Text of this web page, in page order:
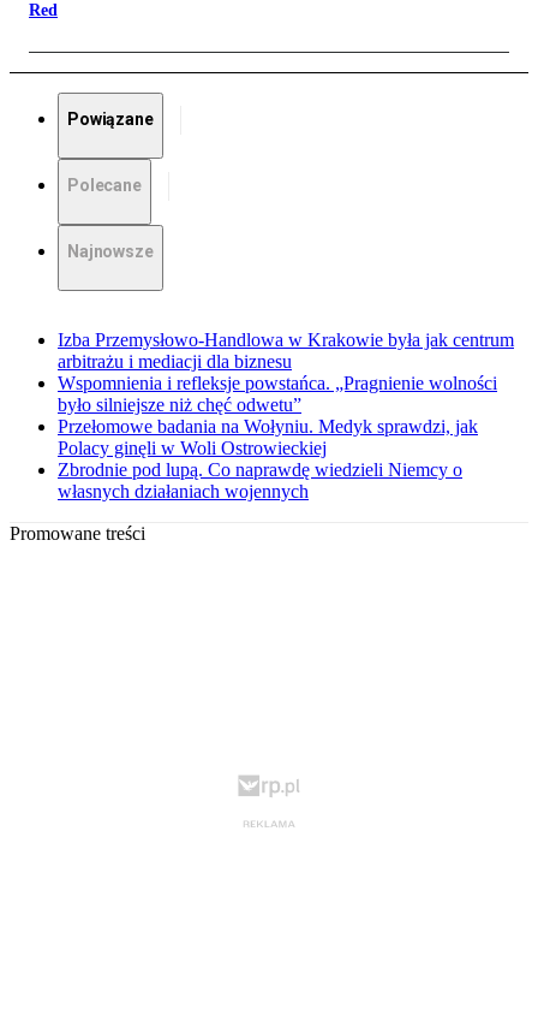
Red
Powiązane
Polecane
Najnowsze
Izba Przemysłowo-Handlowa w Krakowie była jak centrum
arbitrażu i mediacji dla biznesu
Wspomnienia i refleksje powstańca. „Pragnienie wolności
było silniejsze niż chęć odwetu”
Przełomowe badania na Wołyniu. Medyk sprawdzi, jak
Polacy ginęli w Woli Ostrowieckiej
Zbrodnie pod lupą. Co naprawdę wiedzieli Niemcy o
własnych działaniach wojennych
Promowane treści